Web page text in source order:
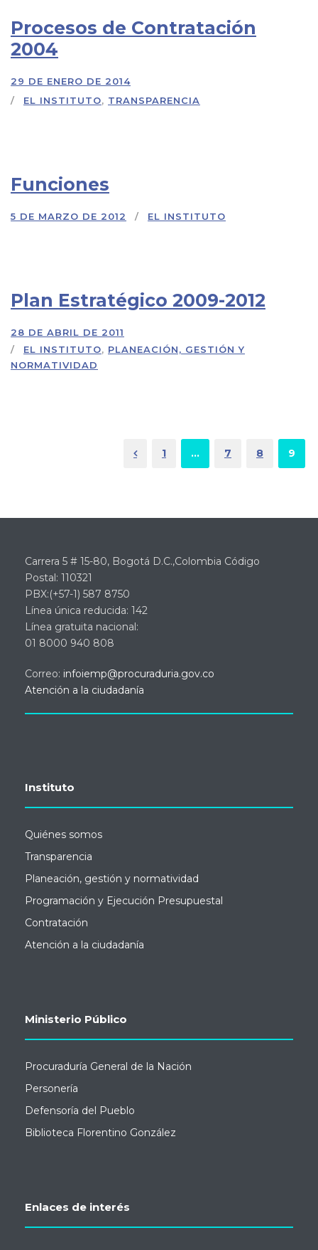
Procesos de Contratación
2004
29 DE ENERO DE 2014
EL INSTITUTO, TRANSPARENCIA
Funciones
5 DE MARZO DE 2012 EL INSTITUTO
Plan Estratégico 2009-2012
28 DE ABRIL DE 2011
EL INSTITUTO, PLANEACIÓN, GESTIÓN Y
NORMATIVIDAD
1 … 7 8 9
Carrera 5 # 15-80, Bogotá D.C.,Colombia Código
Postal: 110321
PBX:(+57-1) 587 8750
Línea única reducida: 142
Línea gratuita nacional:
01 8000 940 808
Correo: infoiemp@procuraduria.gov.co
Atención a la ciudadanía
Instituto
Quiénes somos
Transparencia
Planeación, gestión y normatividad
Programación y Ejecución Presupuestal
Contratación
Atención a la ciudadanía
Ministerio Público
Procuraduría General de la Nación
Personería
Defensoría del Pueblo
Biblioteca Florentino González
Enlaces de interés